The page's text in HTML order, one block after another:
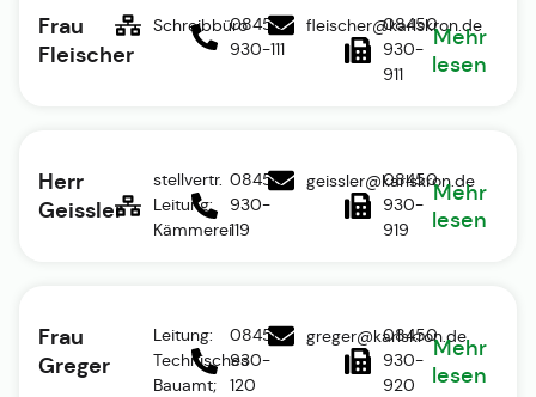
Frau
Fleischer
Schreibbüro08450
930-111
fleischer@karlskron.de
08450
930-
911
Mehr
lesen
Herr
Geissler
stellvertr.
Leitung:
Kämmerei
08450
930-
119
geissler@karlskron.de
08450
930-
919
Mehr
lesen
Frau
Greger
Leitung:
Technisches
Bauamt;
08450
930-
120
greger@karlskron.de
08450
930-
920
Mehr
lesen